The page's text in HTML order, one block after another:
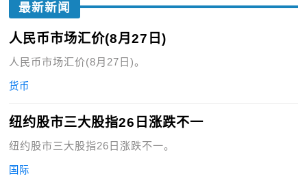
最新新闻
人民币市场汇价(8月27日)
人民币市场汇价(8月27日)。
货币
纽约股市三大股指26日涨跌不一
纽约股市三大股指26日涨跌不一。
国际